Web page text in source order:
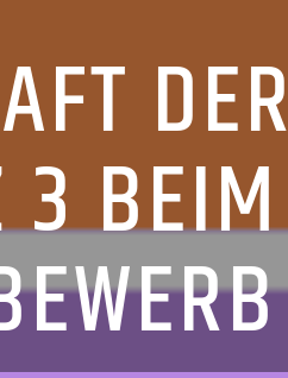
DER
3 BEIM